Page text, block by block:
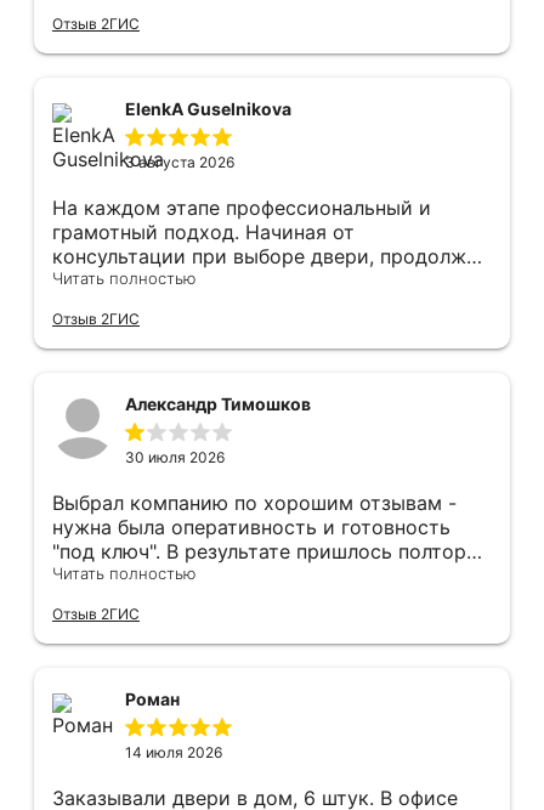
Монтаж быстро, качественно и аккуратно,
Сергея прямо рекомендую! С утра до
мусор убирает после монтажа. Рекомендую!
Отзыв 2ГИС
ElenkA Guselnikova
3 августа 2026
На каждом этапе профессиональный и
грамотный подход. Начиная от
консультации при выборе двери, продолжая
оперативным замером, завершая быстрой и
оформление двери - отдельное спасибо!
Рекомендуем и планируем в дальнейшем, по
Читать полностью
Отзыв 2ГИС
Александр Тимошков
30 июля 2026
Выбрал компанию по хорошим отзывам -
нужна была оперативность и готовность
"под ключ". В результате пришлось полтора
часа потратить на уборку подъезда, так как
"утилизация старой двери" не входит
уборка выломанного деревянного косяка и
После предъявления претензии менеджеру
получил только недовольный звонок от
монтажника, никаких извинений и попыток
менеджером специально обговаривал, что
Читать полностью
Отзыв 2ГИС
Роман
14 июля 2026
Заказывали двери в дом, 6 штук. В офисе